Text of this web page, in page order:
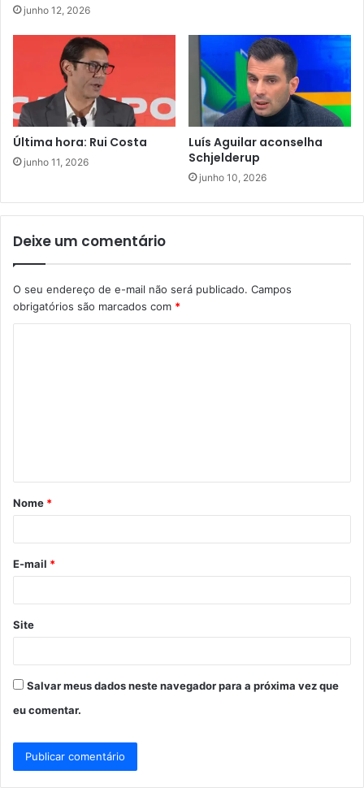
junho 12, 2026
Última hora: Rui Costa
junho 11, 2026
Luís Aguilar aconselha
Schjelderup
junho 10, 2026
Deixe um comentário
O seu endereço de e-mail não será publicado. Campos
obrigatórios são marcados com *
á
r
*
Nome *
E-mail *
Site
Salvar meus dados neste navegador para a próxima vez que
eu comentar.